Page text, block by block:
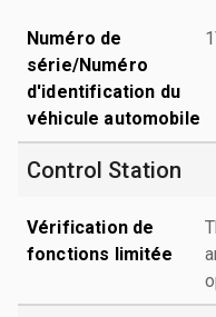
Numéro de
série/Numéro
d'identification du
véhicule automobile
Control Station
Vérification de
fonctions limitée